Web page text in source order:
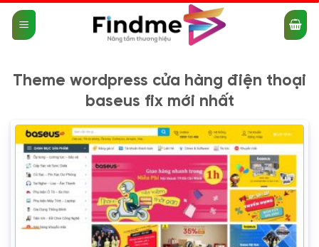
qua
nội
Theme wordpress cửa hàng điện thoại
baseus fix mới nhất